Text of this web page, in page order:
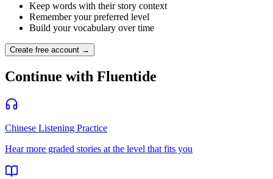
Keep words with their story context
Remember your preferred level
Build your vocabulary over time
Create free account →
Continue with Fluentide
Chinese Listening Practice
Hear more graded stories at the level that fits you